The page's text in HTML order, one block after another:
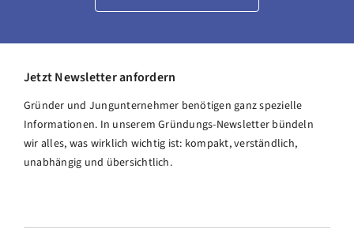
Jetzt Newsletter anfordern
Gründer und Jungunternehmer benötigen ganz spezielle
Informationen. In unserem Gründungs-Newsletter bündeln
wir alles, was wirklich wichtig ist: kompakt, verständlich,
unabhängig und übersichtlich.